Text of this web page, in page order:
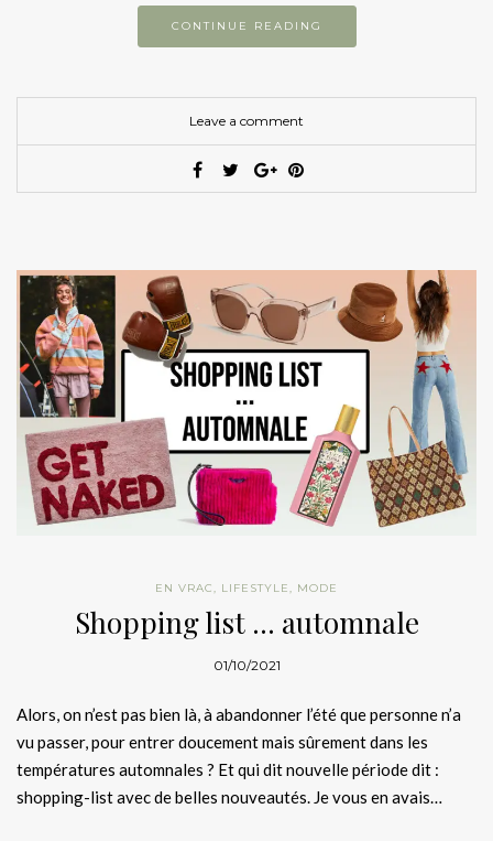
CONTINUE READING
Leave a comment
EN VRAC, LIFESTYLE, MODE
Shopping list … automnale
01/10/2021
Alors, on n’est pas bien là, à abandonner l’été que personne n’a
vu passer, pour entrer doucement mais sûrement dans les
températures automnales ? Et qui dit nouvelle période dit :
shopping-list avec de belles nouveautés. Je vous en avais…